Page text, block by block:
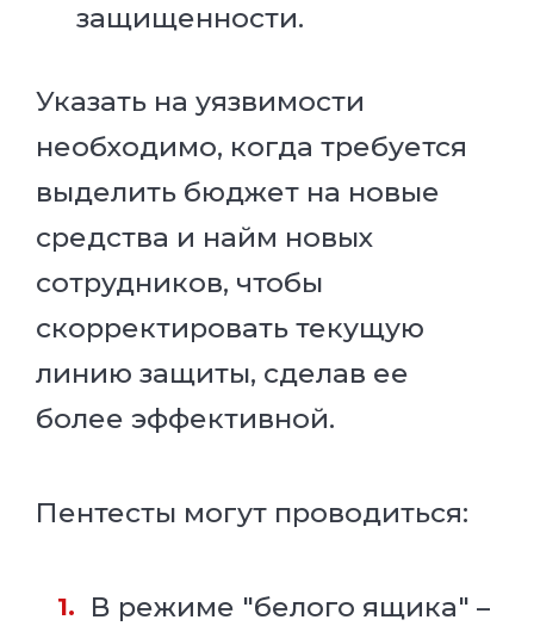
защищенности.
Указать на уязвимости
необходимо, когда требуется
выделить бюджет на новые
средства и найм новых
сотрудников, чтобы
скорректировать текущую
линию защиты, сделав ее
более эффективной.
Пентесты могут проводиться:
В режиме "белого ящика" –